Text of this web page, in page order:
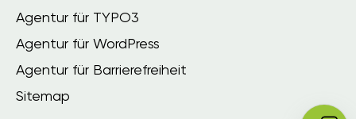
Agentur für TYPO3
Agentur für WordPress
Agentur für Barrierefreiheit
Sitemap